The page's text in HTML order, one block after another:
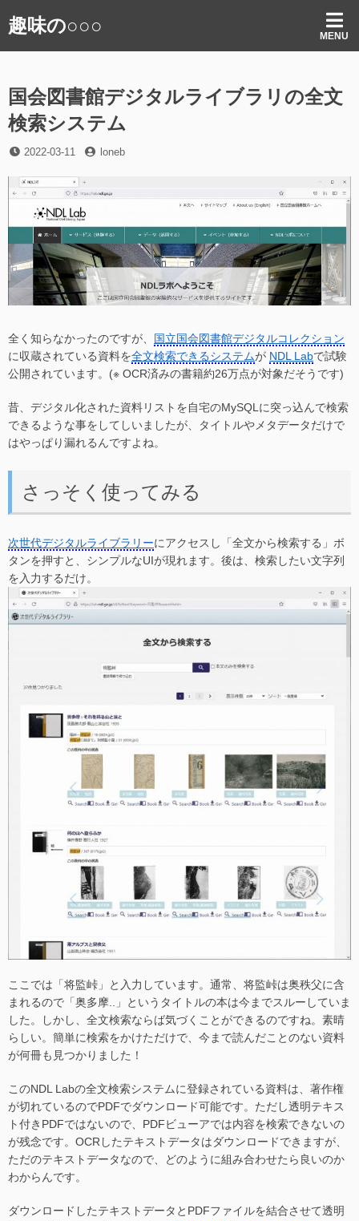
ン
キ
ッ
趣味の○○○ MENU
国会図書館デジタルライブラリの全文
検索システム
投
日
2022-03-11
投loneb
全く知らなかったのですが、
国立国会図書館デジタルコレクション
に収蔵されている資料を全文検索できるシステムが NDL Labで試験
公開されています。(※ OCR済みの書籍約26万点が対象だそうです)
昔、デジタル化された資料リストを自宅のMySQLに突っ込んで検索
できるような事をしてしいましたが、タイトルやメタデータだけで
はやっぱり漏れるんですよね。
さっそく使ってみる
次世代デジタルライブラリーにアクセスし「全文から検索する」ボ
タンを押すと、シンプルなUIが現れます。後は、検索したい文字列
を入力するだけ。
ここでは「将監峠」と入力しています。通常、将監峠は奥秩父に含
まれるので「奥多摩..」というタイトルの本は今までスルーしていま
した。しかし、全文検索ならば気づくことができるのですね。素晴
らしい。簡単に検索をかけただけで、今まで読んだことのない資料
が何冊も見つかりました！
このNDL Labの全文検索システムに登録されている資料は、著作権
が切れているのでPDFでダウンロード可能です。ただし透明テキス
ト付きPDFではないので、PDFビューアでは内容を検索できないの
が残念です。OCRしたテキストデータはダウンロードできますが、
ただのテキストデータなので、どのように組み合わせたら良いのか
わからんです。
ダウンロードしたテキストデータとPDFファイルを結合させて透明